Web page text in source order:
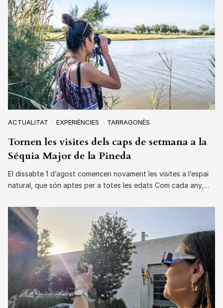
ACTUALITAT EXPERIÈNCIES TARRAGONÈS
Tornen les visites dels caps de setmana a la
Séquia Major de la Pineda
El dissabte 1 d’agost comencen novament les visites a l’espai
natural, que són aptes per a totes les edats Com cada any,…